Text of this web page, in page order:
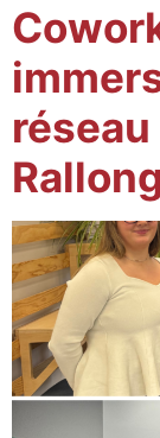
réseau